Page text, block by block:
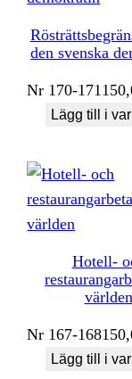
den svenska
Nr 170-171
Lägg till i
Hotell-
världen
Nr 167-168
Lägg till i